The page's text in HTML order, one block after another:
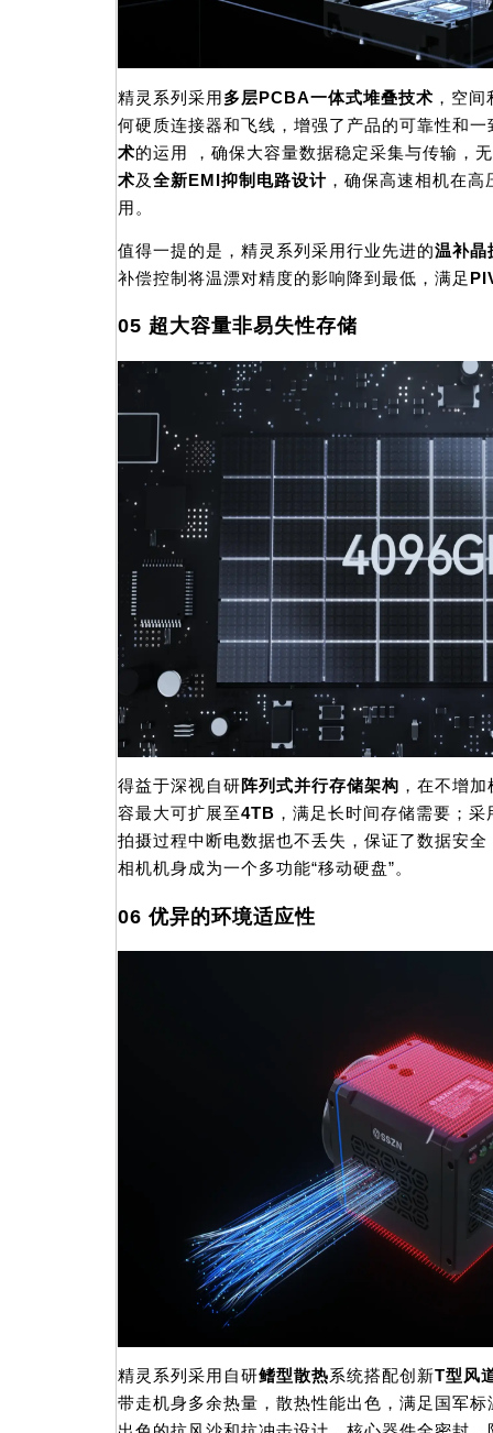
精灵系列采用多层PCBA一体式堆叠技术 ，空
何硬质连接器和飞线，增强了产品的可靠性和一
术的运用 ，确保大容量数据稳定采集与传输，
术及 全新EMI抑制电路设计 ，确保高速相机在
用。
值得一提的是，精灵系列采用行业先进的温补晶
补偿控制将温漂对精度的影响降到最低，满足
05 超大容量非易失性存储
得益于深视自研阵列式并行存储架构 ，在不增
容最大可扩展至4TB ，满足长时间存储需要；采
拍摄过程中断电数据也不丢失，保证了数据安
相机机身成为一个多功能“移动硬盘”。
06 优异的环境适应性
精灵系列采用自研鳍型散热系统搭配创新T型风
带走机身多余热量，散热性能出色，满足国军